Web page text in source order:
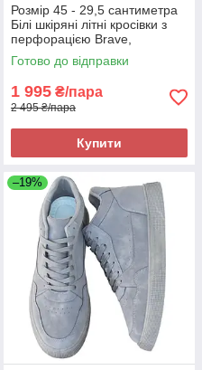
Розмір 45 - 29,5 сантиметра
Білі шкіряні літні кросівки з
перфорацією Brave,
повнорозмірні, на підошві з
піни, легкі та зручні
Готово до відправки
1 995 ₴/пара
2 495 ₴/пара
Купити
–19%